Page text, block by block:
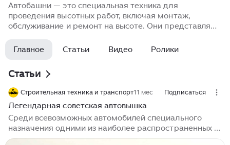
Автобашни — это специальная техника для
проведения высотных работ, включая монтаж,
обслуживание и ремонт на высоте. Они представляют
установленные на автомобильное шасси и
позволяющие оперативно перемещаться по
строительстве, обслуживании линий электропередач,
ремонте фасадов зданий и других задачах, связанных
с работой на больших высотах. Современные
автобашни обладают высокой безопасностью и
удобством эксплуатации.
Главное Статьи Видео Ролики
Статьи
Строительная техника и транспорт11 мес Подписаться
Легендарная советская автовышка
Среди всевозможных автомобилей специального
назначения одними из наиболее распространенных в
Советском Союзе были автомобильные подъемники